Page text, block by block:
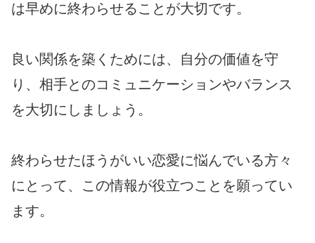
は早めに終わらせることが大切です。
良い関係を築くためには、自分の価値を守
り、相手とのコミュニケーションやバランス
を大切にしましょう。
終わらせたほうがいい恋愛に悩んでいる方々
にとって、この情報が役立つことを願ってい
ます。